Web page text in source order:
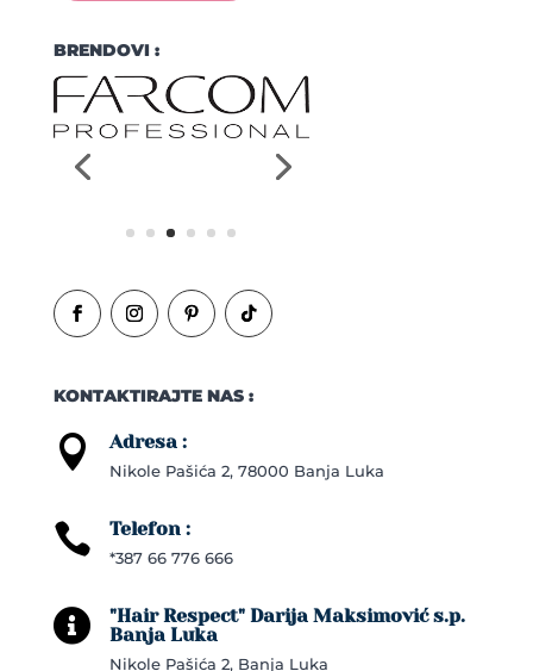
BRENDOVI :
KONTAKTIRAJTE NAS :
 Adresa :
Nikole Pašića 2, 78000 Banja Luka
 Telefon :
*387 66 776 666

"Hair Respect" Darija Maksimović s.p.
Banja Luka
Nikole Pašića 2, Banja Luka